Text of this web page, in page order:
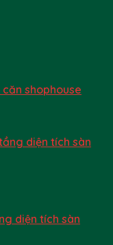
shophouse
diện tích sàn